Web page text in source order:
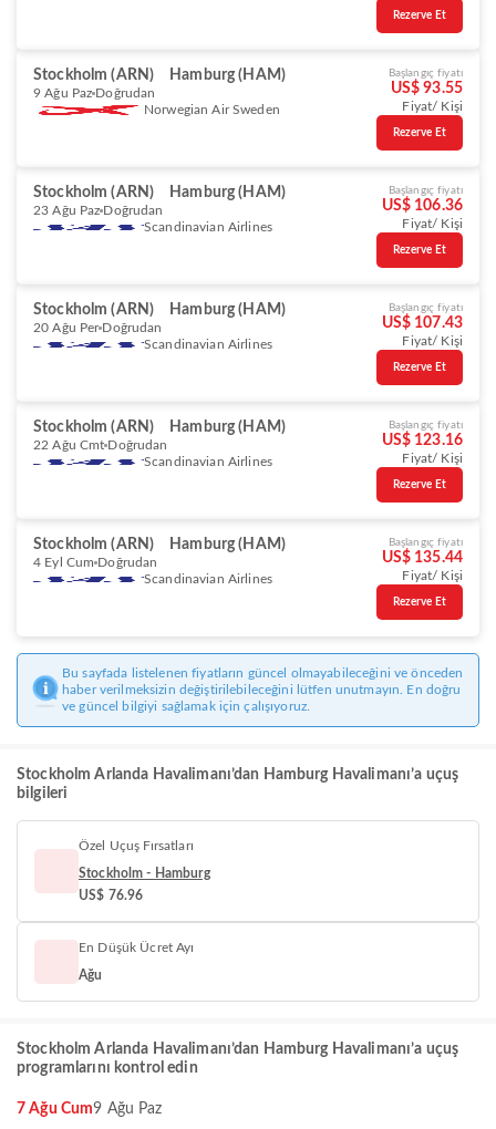
Rezerve Et
Stockholm (ARN) Hamburg (HAM)
9 Ağu Paz Doğrudan
Norwegian Air Sweden
Başlangıç fiyatı
US$ 93.55
Fiyat/ Kişi
Rezerve Et
Stockholm (ARN) Hamburg (HAM)
23 Ağu Paz Doğrudan
Scandinavian Airlines
Başlangıç fiyatı
US$ 106.36
Fiyat/ Kişi
Rezerve Et
Stockholm (ARN) Hamburg (HAM)
20 Ağu Per Doğrudan
Scandinavian Airlines
Başlangıç fiyatı
US$ 107.43
Fiyat/ Kişi
Rezerve Et
Stockholm (ARN) Hamburg (HAM)
22 Ağu Cmt Doğrudan
Scandinavian Airlines
Başlangıç fiyatı
US$ 123.16
Fiyat/ Kişi
Rezerve Et
Stockholm (ARN) Hamburg (HAM)
4 Eyl Cum Doğrudan
Scandinavian Airlines
Başlangıç fiyatı
US$ 135.44
Fiyat/ Kişi
Rezerve Et
Bu sayfada listelenen fiyatların güncel olmayabileceğini ve önceden
haber verilmeksizin değiştirilebileceğini lütfen unutmayın. En doğru
ve güncel bilgiyi sağlamak için çalışıyoruz.
Stockholm Arlanda Havalimanı’dan Hamburg Havalimanı’a uçuş
bilgileri
Özel Uçuş Fırsatları
Stockholm - Hamburg
US$ 76.96
En Düşük Ücret Ayı
Ağu
Stockholm Arlanda Havalimanı’dan Hamburg Havalimanı’a uçuş
programlarını kontrol edin
7 Ağu Cum9 Ağu Paz